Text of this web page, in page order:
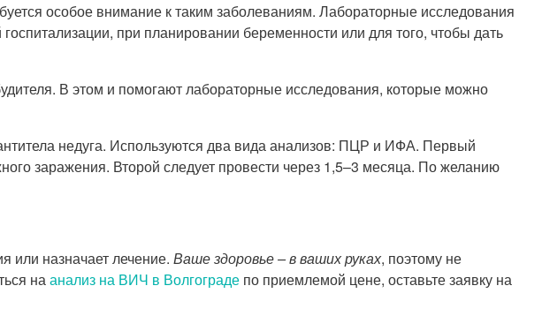
особое внимание к таким заболеваниям. Лабораторные исследования
при планировании беременности или для того, чтобы дать
В этом и помогают лабораторные исследования, которые можно
недуга. Используются два вида анализов: ПЦР и ИФА. Первый
заражения. Второй следует провести через 1,5–3 месяца. По желанию
или назначает лечение. Ваше здоровье – в ваших руках, поэтому не
наанализ на ВИЧ в Волгограде по приемлемой цене, оставьте заявку на